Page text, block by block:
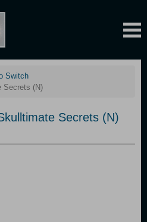
Switch
Secrets (N)
Secrets (N)